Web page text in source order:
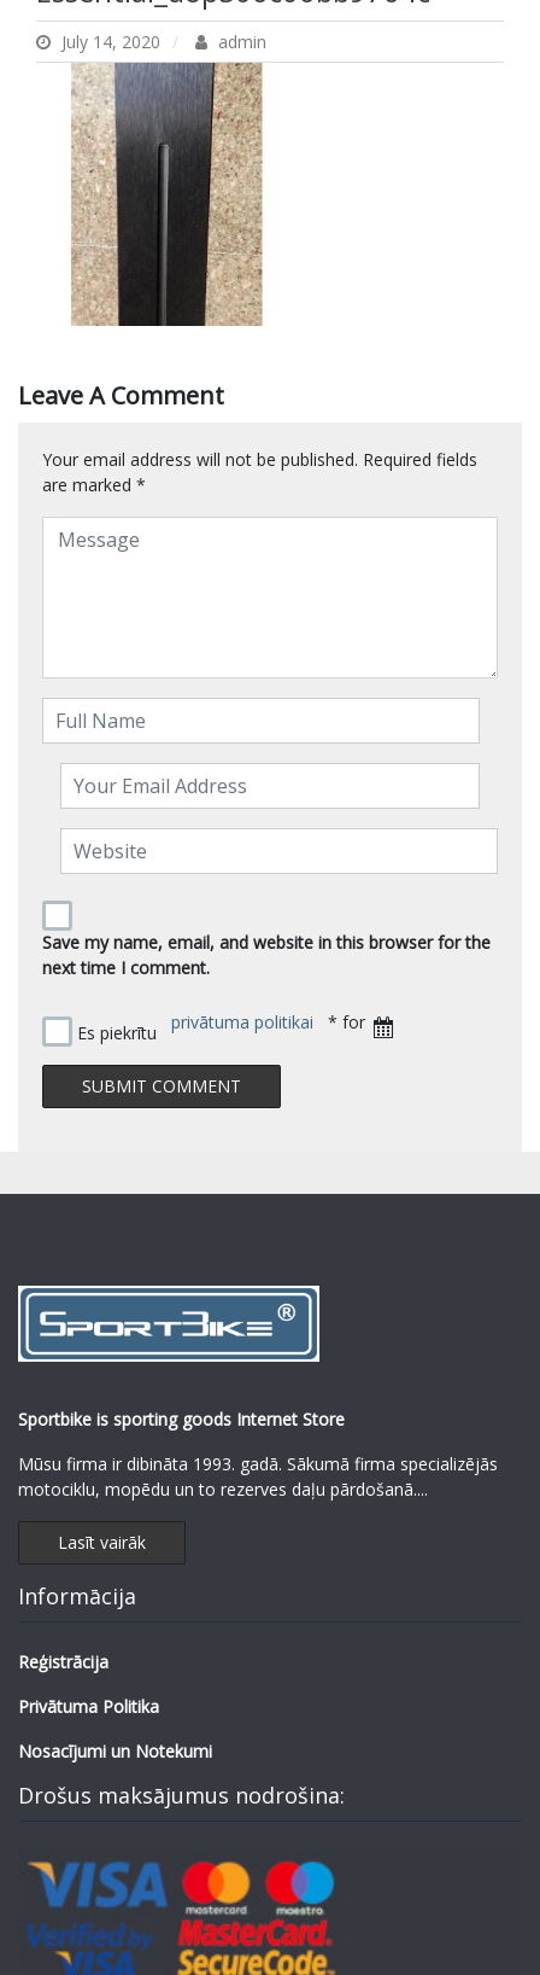
July 14, 2020 admin
Leave A Comment
Your email address will not be published. Required fields
are marked *
Save my name, email, and website in this browser for the
next time I comment.
Es piekrītu privātuma politikai * for
Sportbike is sporting goods Internet Store
Mūsu firma ir dibināta 1993. gadā. Sākumā firma specializējās
motociklu, mopēdu un to rezerves daļu pārdošanā....
Lasīt vairāk
Informācija
Reģistrācija
Privātuma Politika
Nosacījumi un Notekumi
Drošus maksājumus nodrošina: